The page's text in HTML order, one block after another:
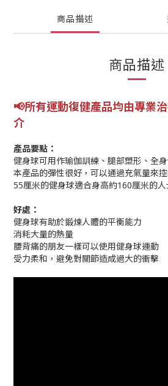
商品描述
商品描述
📢所有運動復健產品均由專業
介
產品要點：
健身球可用作瑜伽訓練、腿部塑形、全
本產品的彈性很好，可以通過充氣量來
55厘米的健身球適合身高約160厘米的人
好處：
健身球有助於鍛煉人體的平衡能力
消耗大量的熱量
腰背痛的朋友一樣可以使用健身球運動
受力柔和，避免對關節造成過大的衝擊